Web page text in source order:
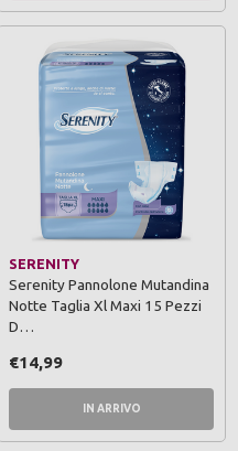
SERENITY
Serenity Pannolone Mutandina
Notte Taglia Xl Maxi 15 Pezzi
D…
€14,99
IN ARRIVO